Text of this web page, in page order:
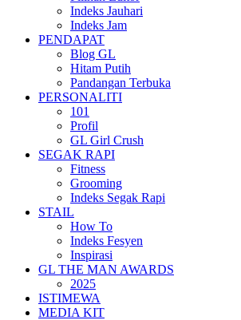
Indeks Jauhari
Indeks Jam
PENDAPAT
Blog GL
Hitam Putih
Pandangan Terbuka
PERSONALITI
101
Profil
GL Girl Crush
SEGAK RAPI
Fitness
Grooming
Indeks Segak Rapi
STAIL
How To
Indeks Fesyen
Inspirasi
GL THE MAN AWARDS
2025
ISTIMEWA
MEDIA KIT